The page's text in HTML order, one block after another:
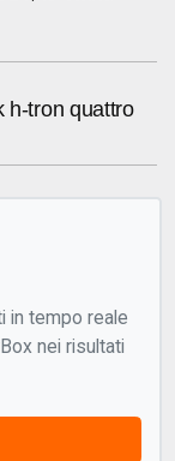
h-tron quattro
in tempo reale
nei risultati